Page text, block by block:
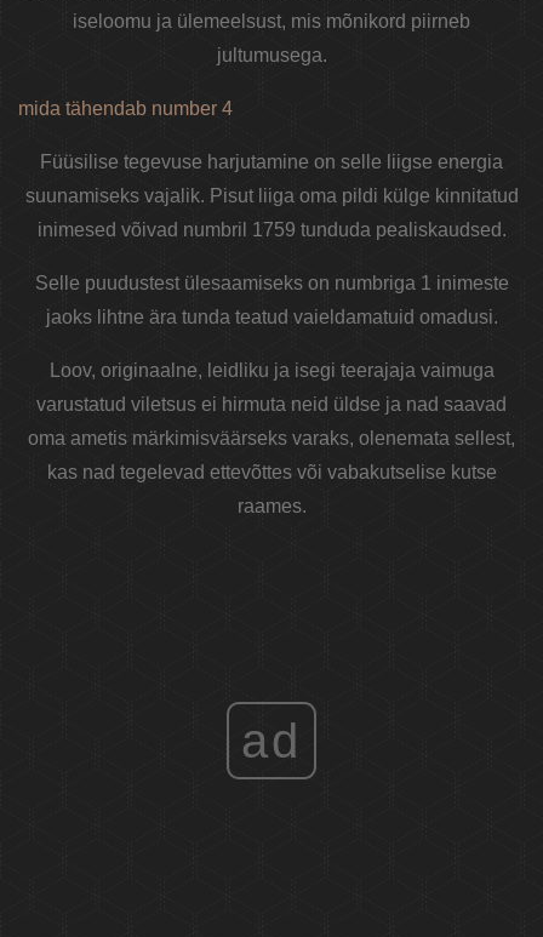
iseloomu ja ülemeelsust, mis mõnikord piirneb
jultumusega.
mida tähendab number 4
Füüsilise tegevuse harjutamine on selle liigse energia
suunamiseks vajalik. Pisut liiga oma pildi külge kinnitatud
inimesed võivad numbril 1759 tunduda pealiskaudsed.
Selle puudustest ülesaamiseks on numbriga 1 inimeste
jaoks lihtne ära tunda teatud vaieldamatuid omadusi.
Loov, originaalne, leidliku ja isegi teerajaja vaimuga
varustatud viletsus ei hirmuta neid üldse ja nad saavad
oma ametis märkimisväärseks varaks, olenemata sellest,
kas nad tegelevad ettevõttes või vabakutselise kutse
raames.
ad